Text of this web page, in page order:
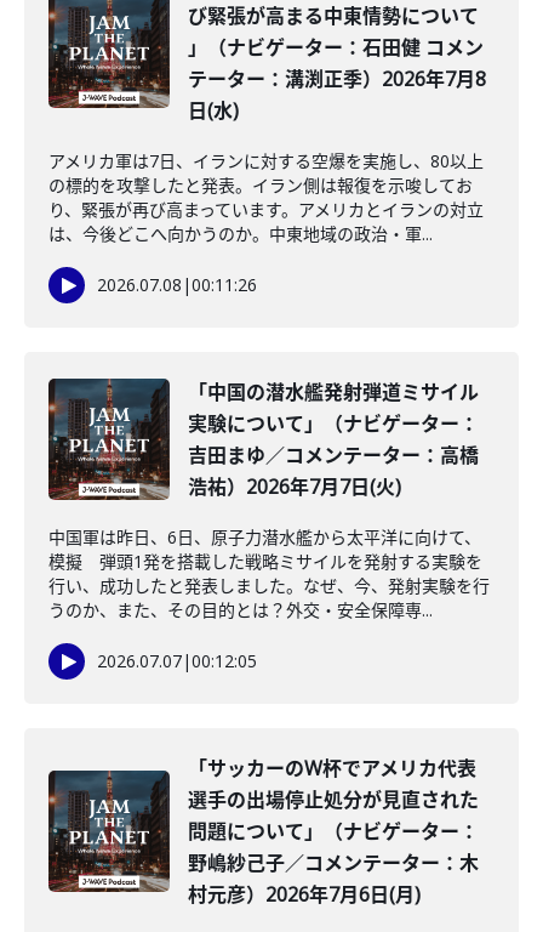
び緊張が高まる中東情勢について
」（ナビゲーター：石田健 コメン
テーター：溝渕正季）2026年7月8
日(水)
アメリカ軍は7日、イランに対する空爆を実施し、80以上
の標的を攻撃したと発表。イラン側は報復を示唆してお
り、緊張が再び高まっています。アメリカとイランの対立
は、今後どこへ向かうのか。中東地域の政治・軍...
2026.07.08 |00:11:26
「中国の潜水艦発射弾道ミサイル
実験について」（ナビゲーター：
吉田まゆ／コメンテーター：高橋
浩祐）2026年7月7日(火)
中国軍は昨日、6日、原子力潜水艦から太平洋に向けて、
模擬 弾頭1発を搭載した戦略ミサイルを発射する実験を
行い、成功したと発表しました。なぜ、今、発射実験を行
うのか、また、その目的とは？外交・安全保障専...
2026.07.07|00:12:05
「サッカーのW杯でアメリカ代表
選手の出場停止処分が見直された
問題について」（ナビゲーター：
野嶋紗己子／コメンテーター：木
村元彦）2026年7月6日(月)